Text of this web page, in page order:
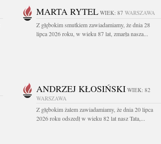
MARTA RYTEL WIEK: 87 WARSZAWA
Z głębokim smutkiem zawiadamiamy, że dnia 28
lipca 2026 roku, w wieku 87 lat, zmarła nasza...
ANDRZEJ KŁOSIŃSKI WIEK: 82
WARSZAWA
Z głębokim żalem zawiadamiamy, że dnia 20 lipca
2026 roku odszedł w wieku 82 lat nasz Tata,...